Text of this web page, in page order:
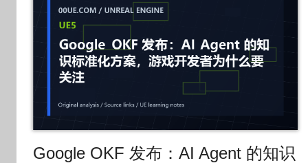
Google OKF 发布：AI Agent 的知识